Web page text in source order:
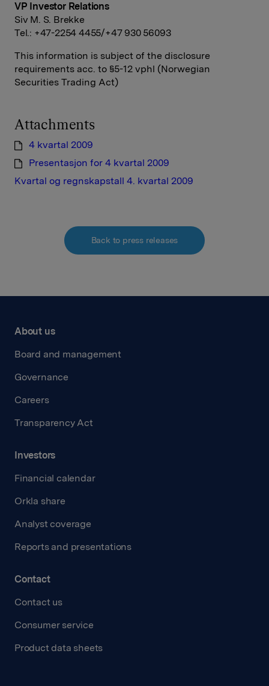
VP Investor Relations
Siv M. S. Brekke
Tel.: +47-2254 4455/+47 930 56093
This information is subject of the disclosure
requirements acc. to §5-12 vphl (Norwegian
Securities Trading Act)
Attachments
4 kvartal 2009
Presentasjon for 4 kvartal 2009
Kvartal og regnskapstall 4. kvartal 2009
Back to press releases
About us
Board and management
Governance
Careers
Transparency Act
Investors
Financial calendar
Orkla share
Analyst coverage
Reports and presentations
Contact
Contact us
Consumer service
Product data sheets